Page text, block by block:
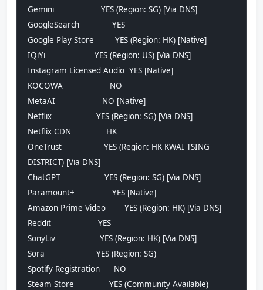
Gemini                    YES (Region: SG) [Via DNS]
GoogleSearch              YES
Google Play Store         YES (Region: HK) [Native]
IQiYi                     YES (Region: US) [Via DNS]
Instagram Licensed Audio  YES [Native]
KOCOWA                    NO
MetaAI                    NO [Native]
Netflix                   YES (Region: SG) [Via DNS]
Netflix CDN               HK
OneTrust                  YES (Region: HK KWAI TSING
DISTRICT) [Via DNS]
ChatGPT                   YES (Region: SG) [Via DNS]
Paramount+                YES [Native]
Amazon Prime Video        YES (Region: HK) [Via DNS]
Reddit                    YES
SonyLiv                   YES (Region: HK) [Via DNS]
Sora                      YES (Region: SG)
Spotify Registration      NO
Steam Store               YES (Community Available)